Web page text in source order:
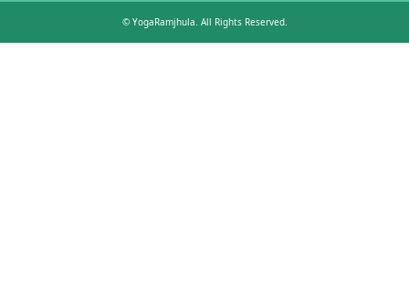
© YogaRamjhula . All Rights Reserved.